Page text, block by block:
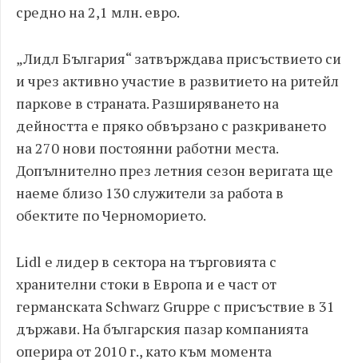
средно на 2,1 млн. евро.
„Лидл България“ затвърждава присъствието си
и чрез активно участие в развитието на ритейл
паркове в страната. Разширяването на
дейността е пряко обвързано с разкриването
на 270 нови постоянни работни места.
Допълнително през летния сезон веригата ще
наеме близо 130 служители за работа в
обектите по Черноморието.
Lidl е лидер в сектора на търговията с
хранителни стоки в Европа и е част от
германската Schwarz Gruppe с присъствие в 31
държави. На българския пазар компанията
оперира от 2010 г., като към момента